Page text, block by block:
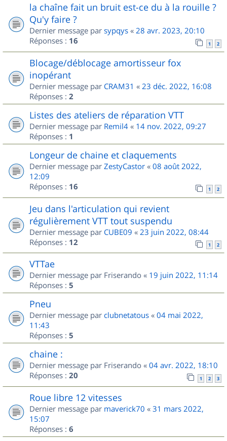
la chaîne fait un bruit est-ce du à la rouille ?
Qu'y faire ?
Dernier message par sypqys « 28 avr. 2023, 20:10
Réponses : 16 1 2
Blocage/déblocage amortisseur fox
inopérant
Dernier message par CRAM31 « 23 déc. 2022, 16:08
Réponses : 2
Listes des ateliers de réparation VTT
Dernier message par Remil4 « 14 nov. 2022, 09:27
Réponses : 1
Longeur de chaine et claquements
Dernier message par ZestyCastor « 08 août 2022,
12:09
Réponses : 16 1 2
Jeu dans l'articulation qui revient
régulièrement VTT tout suspendu
Dernier message par CUBE09 « 23 juin 2022, 08:44
Réponses : 12 1 2
VTTae
Dernier message par Friserando « 19 juin 2022, 11:14
Réponses : 5
Pneu
Dernier message par clubnetatous « 04 mai 2022,
11:43
Réponses : 5
chaine :
Dernier message par Friserando « 04 avr. 2022, 18:10
Réponses : 20 1 2 3
Roue libre 12 vitesses
Dernier message par maverick70 « 31 mars 2022,
15:07
Réponses : 6